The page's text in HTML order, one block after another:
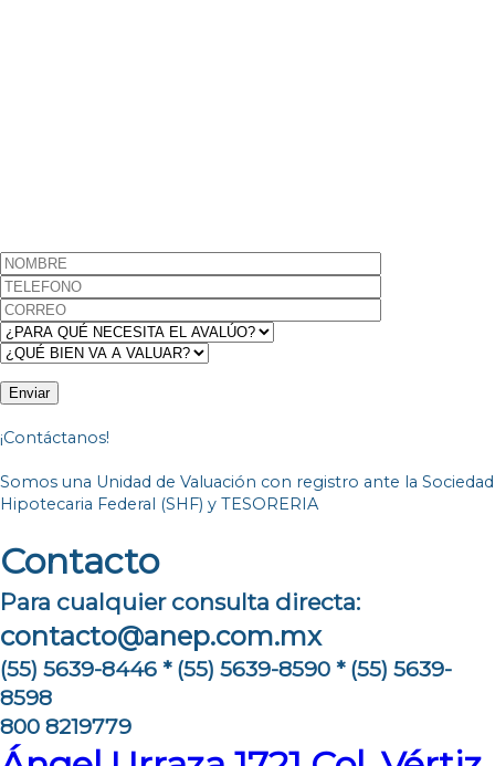
¡Contáctanos!
Somos una Unidad de Valuación con registro ante la Sociedad
Hipotecaria Federal (SHF) y TESORERIA
Contacto
Para cualquier consulta directa:
contacto@anep.com.mx
(55) 5639-8446 * (55) 5639-8590 * (55) 5639-
8598
800 8219779